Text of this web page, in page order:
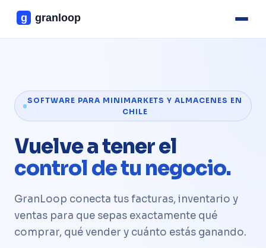
SOFTWARE PARA MINIMARKETS Y ALMACENES EN
CHILE
Vuelve a tener el
control de tu negocio.
GranLoop conecta tus facturas, inventario y
ventas para que sepas exactamente qué
comprar, qué vender y cuánto estás ganando.